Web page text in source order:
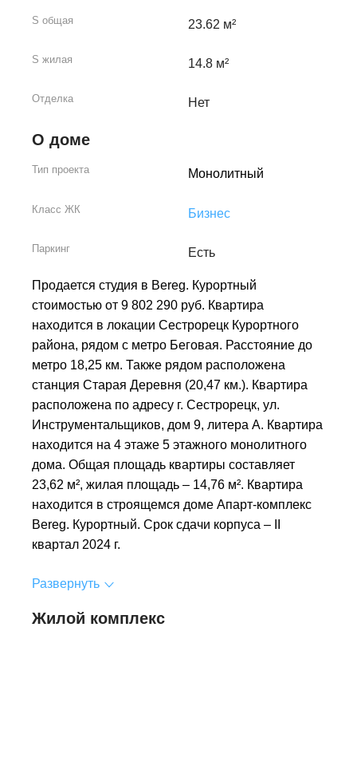
S общая 23.62 м²
S жилая 14.8 м²
Отделка Нет
О доме
Тип проекта Монолитный
Класс ЖК Бизнес
Паркинг Есть
Продается студия в Bereg. Курортный
стоимостью от 9 802 290 руб. Квартира
находится в локации Сестрорецк Курортного
района, рядом с метро Беговая. Расстояние до
метро 18,25 км. Также рядом расположена
станция Старая Деревня (20,47 км.). Квартира
расположена по адресу г. Сестрорецк, ул.
Инструментальщиков, дом 9, литера А. Квартира
находится на 4 этаже 5 этажного монолитного
дома. Общая площадь квартиры составляет
23,62 м², жилая площадь – 14,76 м². Квартира
находится в строящемся доме Апарт-комплекс
Bereg. Курортный. Срок сдачи корпуса – II
квартал 2024 г.
Развернуть
Жилой комплекс